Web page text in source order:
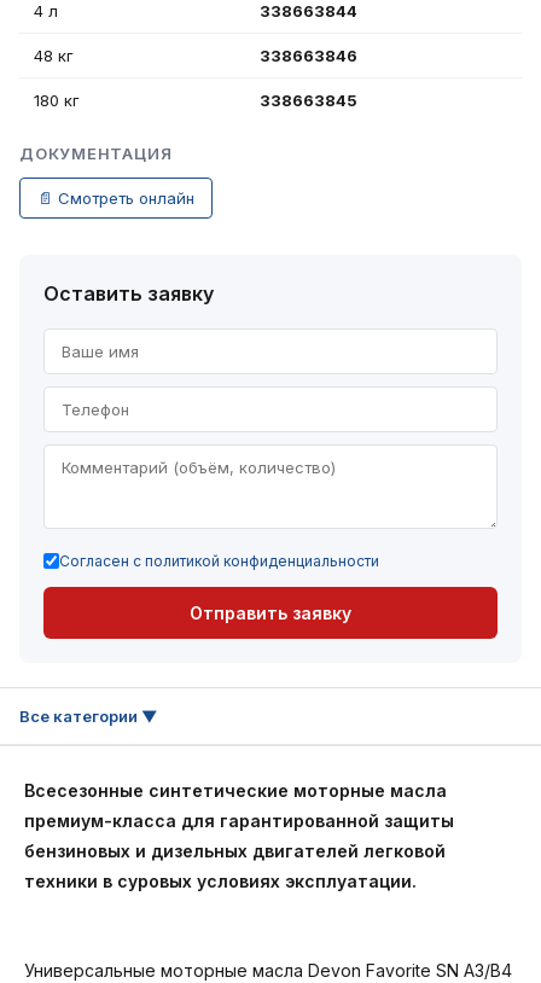
4 л 338663844
48 кг 338663846
180 кг 338663845
ДОКУМЕНТАЦИЯ
📄 Смотреть онлайн
Оставить заявку
Согласен с политикой конфиденциальности
Отправить заявку
Всесезонные синтетические моторные масла
премиум-класса для гарантированной защиты
бензиновых и дизельных двигателей легковой
техники в суровых условиях эксплуатации.
Универсальные моторные масла Devon Favorite SN A3/B4